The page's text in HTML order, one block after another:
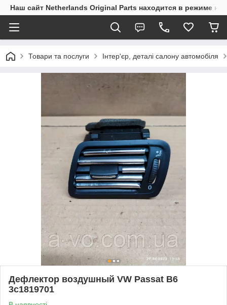
Наш сайт Netherlands Original Parts находится в режиме
Товари та послуги Інтер'єр, деталі салону автомобіля
Дефлектор воздушный VW Passat B6
3c1819701